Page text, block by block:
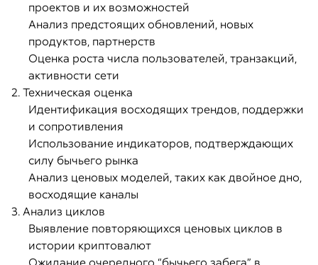
проектов и их возможностей
Анализ предстоящих обновлений, новых
продуктов, партнерств
Оценка роста числа пользователей, транзакций,
активности сети
2. Техническая оценка
Идентификация восходящих трендов, поддержки
и сопротивления
Использование индикаторов, подтверждающих
силу бычьего рынка
Анализ ценовых моделей, таких как двойное дно,
восходящие каналы
3. Анализ циклов
Выявление повторяющихся ценовых циклов в
истории криптовалют